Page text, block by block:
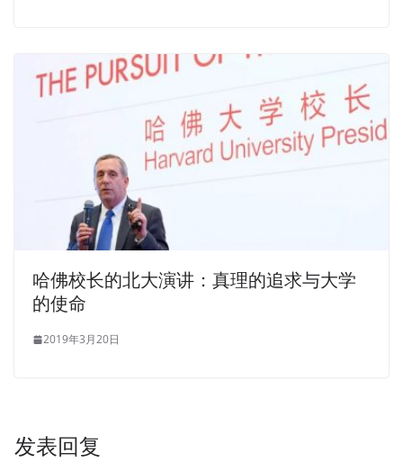
哈佛校长的北大演讲：真理的追求与大学
的使命
2019年3月20日
发表回复